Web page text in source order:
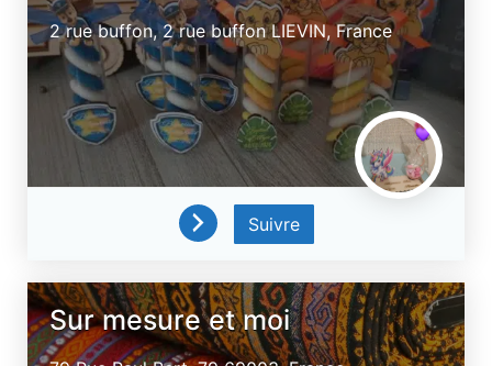
2 rue buffon, 2 rue buffonLIEVIN,France
Suivre
Sur mesure et moi